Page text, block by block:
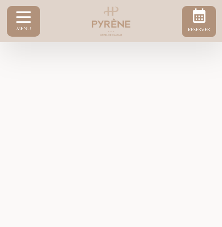
RÉSERVER
MENU